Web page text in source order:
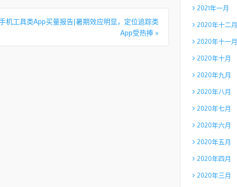
机工具类App买量报告|暑期效应明显，定位追踪类
App受热捧 »
2021年一月
2020年十二月
2020年十一月
2020年十月
2020年九月
2020年八月
2020年七月
2020年六月
2020年五月
2020年四月
2020年三月